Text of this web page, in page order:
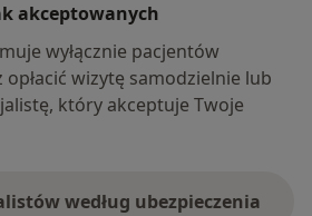
akceptowanych
wyłącznie pacjentów
wizytę samodzielnie lub
który akceptuje Twoje
według ubezpieczenia